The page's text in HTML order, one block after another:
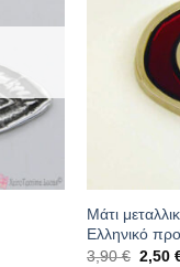
Μάτι
Ελληνικό
3,90€ 2,50